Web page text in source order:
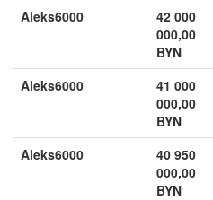
Aleks6000
42 000
000,00
BYN
Aleks6000
41 000
000,00
BYN
Aleks6000
40 950
000,00
BYN